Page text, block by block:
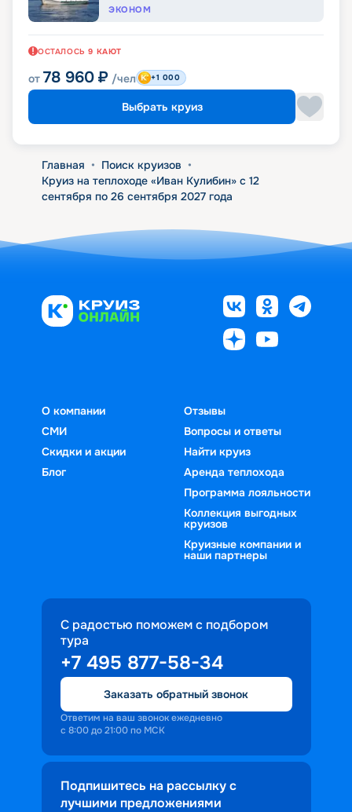
ЭКОНОМ
ОСТАЛОСЬ 9 КАЮТ
от 78 960 ₽ /чел +1 000
Выбрать круиз
Главная • Поиск круизов •
Круиз на теплоходе «Иван Кулибин» с 12
сентября по 26 сентября 2027 года
О компании
СМИ
Скидки и акции
Блог
Отзывы
Вопросы и ответы
Найти круиз
Аренда теплохода
Программа лояльности
Коллекция выгодных
круизов
Круизные компании и
наши партнеры
С радостью поможем с подбором
тура
+7 495 877-58-34
Заказать обратный звонок
Ответим на ваш звонок ежедневно
с 8:00 до 21:00 по МСК
Подпишитесь на рассылку с
лучшими предложениями